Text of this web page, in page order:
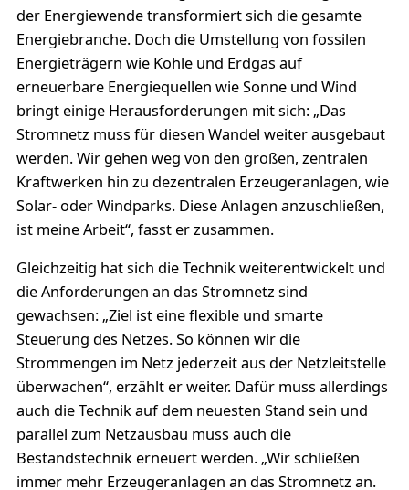
der Energiewende transformiert sich die gesamte
Energiebranche. Doch die Umstellung von fossilen
Energieträgern wie Kohle und Erdgas auf
erneuerbare Energiequellen wie Sonne und Wind
bringt einige Herausforderungen mit sich: „Das
Stromnetz muss für diesen Wandel weiter ausgebaut
werden. Wir gehen weg von den großen, zentralen
Kraftwerken hin zu dezentralen Erzeugeranlagen, wie
Solar- oder Windparks. Diese Anlagen anzuschließen,
ist meine Arbeit“, fasst er zusammen.
Gleichzeitig hat sich die Technik weiterentwickelt und
die Anforderungen an das Stromnetz sind
gewachsen: „Ziel ist eine flexible und smarte
Steuerung des Netzes. So können wir die
Strommengen im Netz jederzeit aus der Netzleitstelle
überwachen“, erzählt er weiter. Dafür muss allerdings
auch die Technik auf dem neuesten Stand sein und
parallel zum Netzausbau muss auch die
Bestandstechnik erneuert werden. „Wir schließen
immer mehr Erzeugeranlagen an das Stromnetz an.